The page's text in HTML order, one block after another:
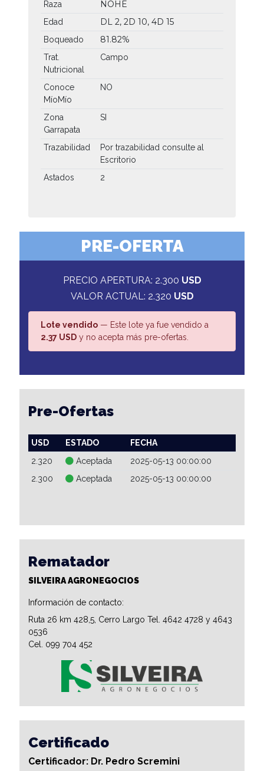
Raza NOHE
Edad DL 2, 2D 10, 4D 15
Boqueado 81.82%
Trat.
Nutricional
Campo
Conoce
MíoMío
NO
Zona
Garrapata
SI
Trazabilidad
Por trazabilidad consulte al
Escritorio
Astados
2
PRE-OFERTA
PRECIO APERTURA: 2.300 USD
VALOR ACTUAL: 2.320 USD
Lote vendido — Este lote ya fue vendido a
2.37 USD y no acepta más pre-ofertas.
Pre-Ofertas
USD ESTADO
FECHA
2.320
Aceptada
2025-05-13 00:00:00
2.300
Aceptada 2025-05-13 00:00:00
Rematador
SILVEIRA AGRONEGOCIOS
Información de contacto:
Ruta 26 km 428,5, Cerro Largo Tel. 4642 4728 y 4643
0536
Cel. 099 704 452
Certificado
Certificador: Dr. Pedro Scremini